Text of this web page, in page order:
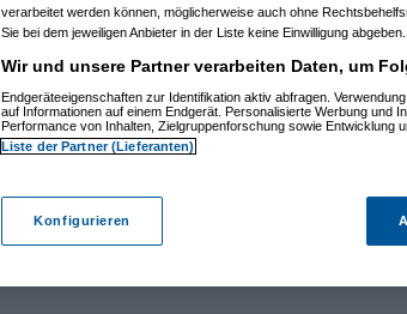
verarbeitet werden können, möglicherweise auch ohne
Sie bei dem jeweiligen Anbieter in der Liste keine Einwilligung abgeben.
Wir und unsere Partner verarbeiten Daten, um
Endgeräteeigenschaften zur Identifikation aktiv abfragen.
auf Informationen auf einem Endgerät. Personalisierte Werbung und
Performance von Inhalten, Zielgruppenforschung sowie Entwicklung
Liste der Partner (Lieferanten)
Konfigurieren